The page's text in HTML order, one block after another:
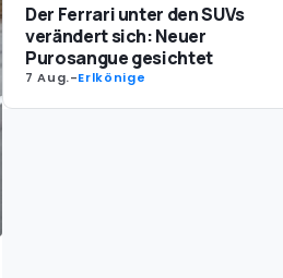
Der Ferrari unter den SUVs
verändert sich: Neuer
Purosangue gesichtet
7 Aug.-Erlkönige